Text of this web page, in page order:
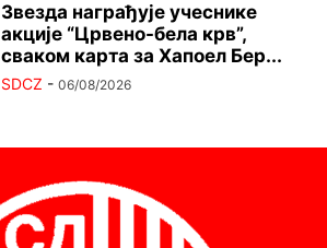
Звезда награђује учеснике
акције “Црвено-бела крв”,
сваком карта за Хапоел Бер...
SDCZ - 06/08/2026